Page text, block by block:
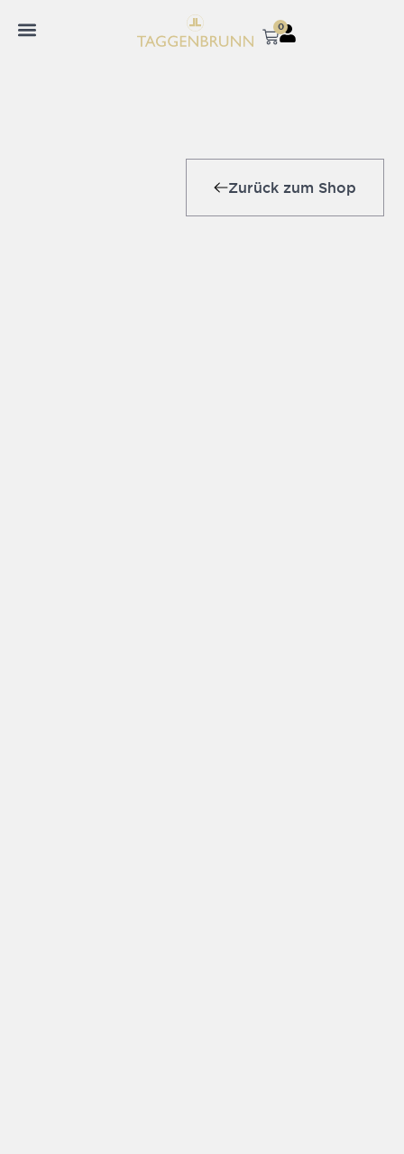
0
Zurück zum Shop